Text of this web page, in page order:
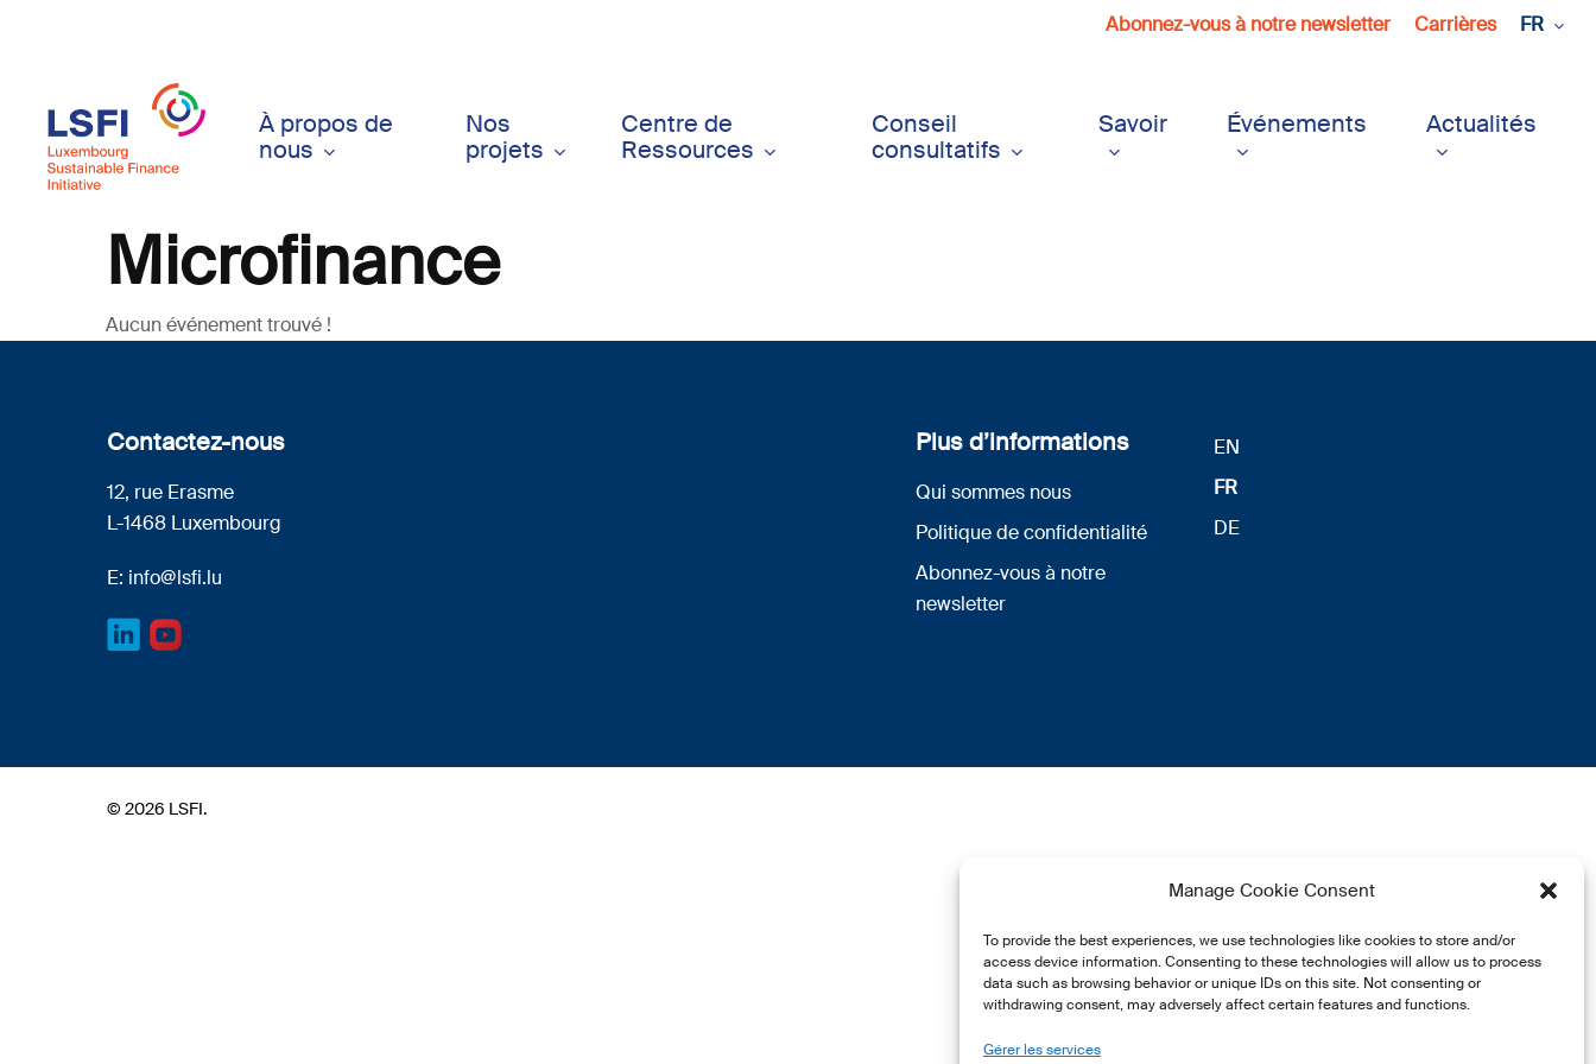
Manage Cookie Consent
To provide the best experiences, we use technologies like cookies to store and/or
access device information. Consenting to these technologies will allow us to process
data such as browsing behavior or unique IDs on this site. Not consenting or
withdrawing consent, may adversely affect certain features and functions.
Gérer les services
content
Abonnez-vous à notre newsletter Carrières FR
À propos de
nous
Nos
projets
Centre de
Ressources
Conseil
consultatifs
Savoir Événements Actualités
Microfinance
Aucun événement trouvé !
Contactez-nous
12, rue Erasme
L-1468 Luxembourg
E: info@lsfi.lu
Plus d’informations
Qui sommes nous
Politique de confidentialité
Abonnez-vous à notre
newsletter
EN
FR
DE
© 2026 LSFI.